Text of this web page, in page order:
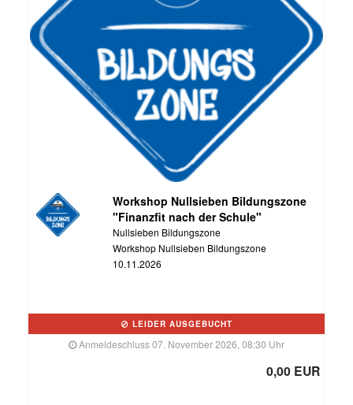
Workshop Nullsieben Bildungszone
"Finanzfit nach der Schule"
Nullsieben Bildungszone
Workshop Nullsieben Bildungszone
10.11.2026
LEIDER AUSGEBUCHT
Anmeldeschluss 07. November 2026, 08:30 Uhr
0,00 EUR